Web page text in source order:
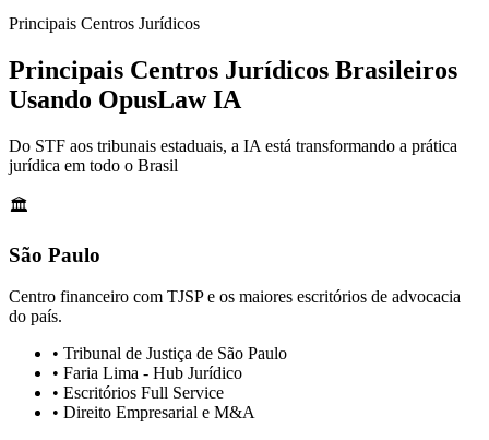
Principais Centros Jurídicos
Principais Centros Jurídicos Brasileiros
Usando OpusLaw IA
Do STF aos tribunais estaduais, a IA está transformando a prática
jurídica em todo o Brasil
🏛️
São Paulo
Centro financeiro com TJSP e os maiores escritórios de advocacia
do país.
• Tribunal de Justiça de São Paulo
• Faria Lima - Hub Jurídico
• Escritórios Full Service
• Direito Empresarial e M&A